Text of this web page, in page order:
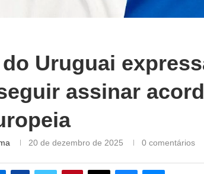
Uruguai
assinar
20 de dezembro de 2025 0 comentários